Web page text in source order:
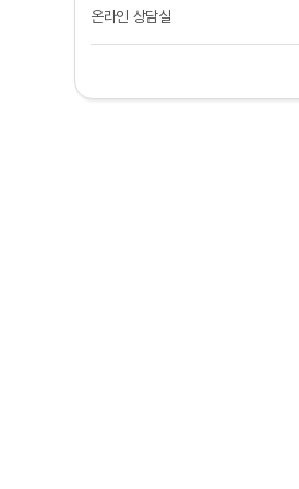
온라인 상담실